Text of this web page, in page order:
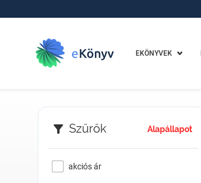
EKÖNYVEK
Szűrők Alapállapot
akciós ár